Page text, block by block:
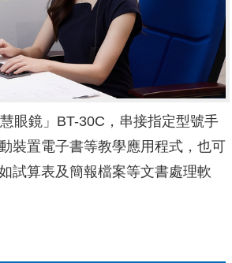
眼鏡」BT-30C，串接指定型號手
裝置電子書等教學應用程式，也可
試算表及簡報檔案等文書處理軟